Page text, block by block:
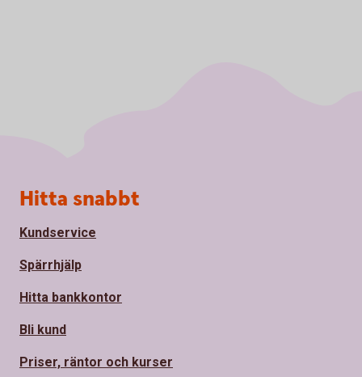
Sidfot
Hitta snabbt
Kundservice
Spärrhjälp
Hitta bankkontor
Bli kund
Priser, räntor och kurser